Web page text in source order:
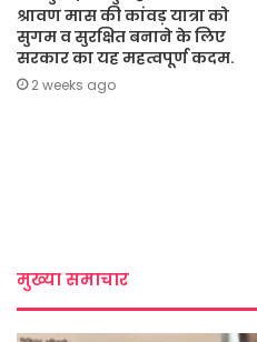
श्रावण मास की कांवड़ यात्रा को
सुगम व सुरक्षित बनाने के लिए
सरकार का यह महत्वपूर्ण कदम.
2 weeks ago
मुख्या समाचार